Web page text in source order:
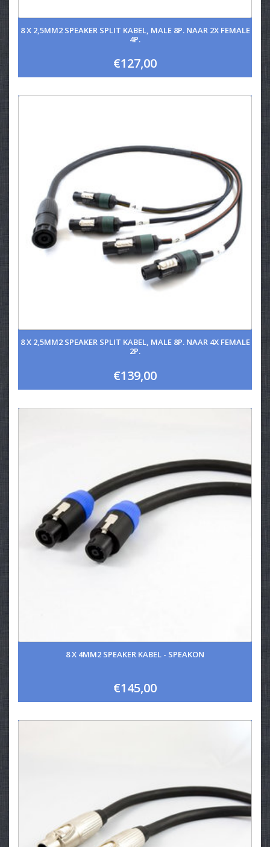
8 X 2,5MM2 SPEAKER SPLIT KABEL, MALE 8P. NAAR 2X FEMALE
4P.
€127,00
8 X 2,5MM2 SPEAKER SPLIT KABEL, MALE 8P. NAAR 4X FEMALE
2P.
€139,00
8 X 4MM2 SPEAKER KABEL - SPEAKON
€145,00